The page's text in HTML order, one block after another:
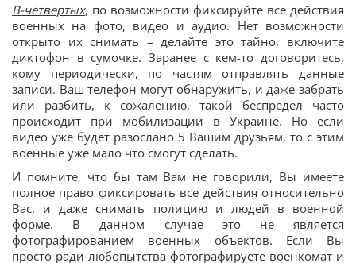
В-четвертых, по возможности фиксируйте все действия
военных на фото, видео и аудио. Нет возможности
открыто их снимать – делайте это тайно, включите
диктофон в сумочке. Заранее с кем-то договоритесь,
кому периодически, по частям отправлять данные
записи. Ваш телефон могут обнаружить, и даже забрать
или разбить, к сожалению, такой беспредел часто
происходит при мобилизации в Украине. Но если
видео уже будет разослано 5 Вашим друзьям, то с этим
военные уже мало что смогут сделать.
И помните, что бы там Вам не говорили, Вы имеете
полное право фиксировать все действия относительно
Вас, и даже снимать полицию и людей в военной
форме. В данном случае это не является
фотографированием военных объектов. Если Вы
просто ради любопытства фотографируете военкомат и